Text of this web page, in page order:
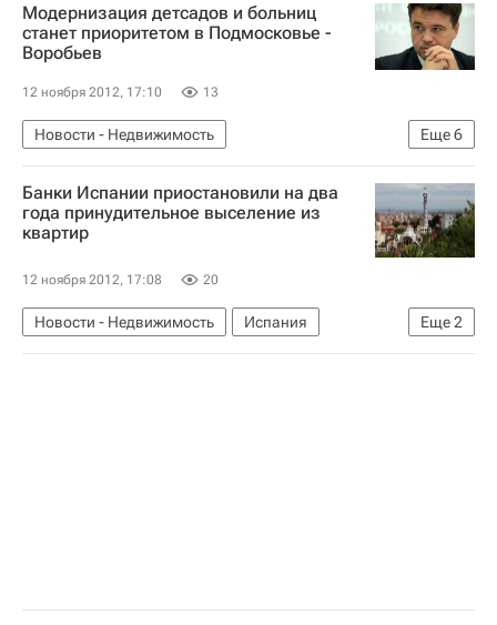
Модернизация детсадов и больниц
станет приоритетом в Подмосковье -
Воробьев
12 ноября 2012, 17:10 13
Еще6
Новости - Недвижимость
Социальная инфраструктура
Андрей Воробьев
Московская область (Подмосковье)
Банки Испании приостановили на два
года принудительное выселение из
квартир
12 ноября 2012, 17:08 20
Еще2
Новости - Недвижимость
Испания
Ипотека
Жилье